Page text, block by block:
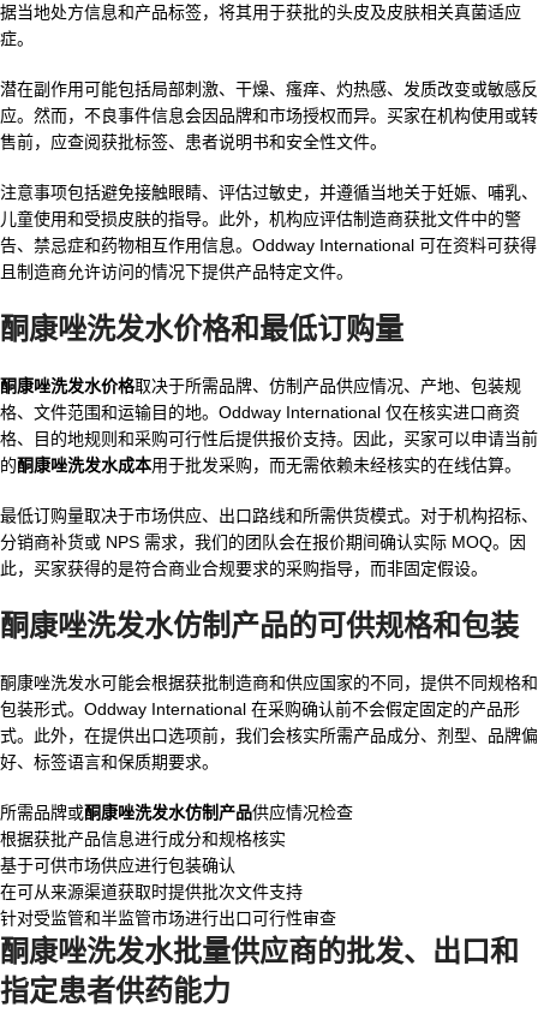
据当地处方信息和产品标签，将其用于获批的头皮及皮肤相关真菌适应
症。
潜在副作用可能包括局部刺激、干燥、瘙痒、灼热感、发质改变或敏感反
应。然而，不良事件信息会因品牌和市场授权而异。买家在机构使用或转
售前，应查阅获批标签、患者说明书和安全性文件。
注意事项包括避免接触眼睛、评估过敏史，并遵循当地关于妊娠、哺乳、
儿童使用和受损皮肤的指导。此外，机构应评估制造商获批文件中的警
告、禁忌症和药物相互作用信息。Oddway International 可在资料可获得
且制造商允许访问的情况下提供产品特定文件。
酮康唑洗发水价格和最低订购量
酮康唑洗发水价格取决于所需品牌、仿制产品供应情况、产地、包装规
格、文件范围和运输目的地。Oddway International 仅在核实进口商资
格、目的地规则和采购可行性后提供报价支持。因此，买家可以申请当前
的酮康唑洗发水成本用于批发采购，而无需依赖未经核实的在线估算。
最低订购量取决于市场供应、出口路线和所需供货模式。对于机构招标、
分销商补货或 NPS 需求，我们的团队会在报价期间确认实际 MOQ。因
此，买家获得的是符合商业合规要求的采购指导，而非固定假设。
酮康唑洗发水仿制产品的可供规格和包装
酮康唑洗发水可能会根据获批制造商和供应国家的不同，提供不同规格和
包装形式。Oddway International 在采购确认前不会假定固定的产品形
式。此外，在提供出口选项前，我们会核实所需产品成分、剂型、品牌偏
好、标签语言和保质期要求。
所需品牌或酮康唑洗发水仿制产品供应情况检查
根据获批产品信息进行成分和规格核实
基于可供市场供应进行包装确认
在可从来源渠道获取时提供批次文件支持
针对受监管和半监管市场进行出口可行性审查
酮康唑洗发水批量供应商的批发、出口和
指定患者供药能力